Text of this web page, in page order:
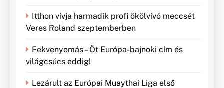
Itthon vívja harmadik profi ökölvívó meccsét
Veres Roland szeptemberben
Fekvenyomás – Öt Európa-bajnoki cím és
világcsúcs eddig!
Lezárult az Európai Muaythai Liga első